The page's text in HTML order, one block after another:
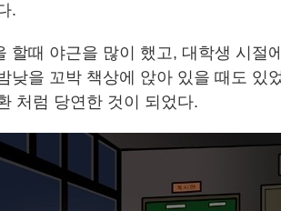
.
할때 야근을 많이 했고, 대학생 시절
낮을 꼬박 책상에 앉아 있을 때도 있
처럼 당연한 것이 되었다.